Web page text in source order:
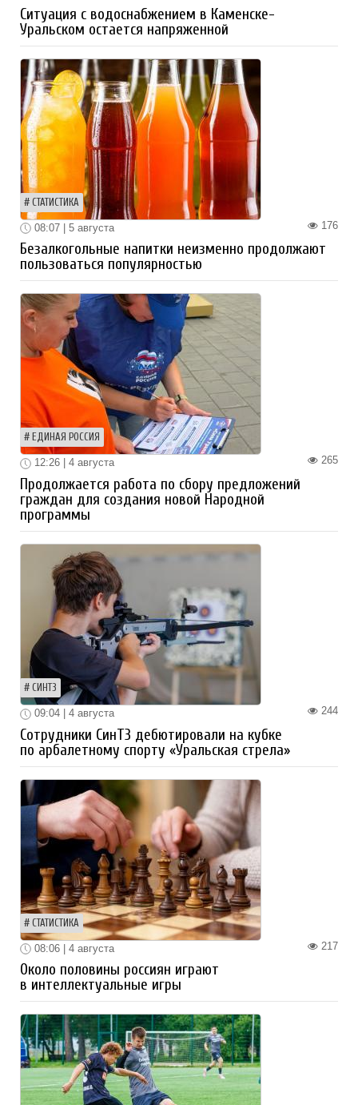
Ситуация с водоснабжением в Каменске-
Уральском остается напряженной
СТАТИСТИКА
176
08:07 | 5 августа
Безалкогольные напитки неизменно продолжают
пользоваться популярностью
ЕДИНАЯ РОССИЯ
265
12:26 | 4 августа
Продолжается работа по сбору предложений
граждан для создания новой Народной
программы
СИНТЗ
244
09:04 | 4 августа
Сотрудники СинТЗ дебютировали на кубке
по арбалетному спорту «Уральская стрела»
СТАТИСТИКА
217
08:06 | 4 августа
Около половины россиян играют
в интеллектуальные игры